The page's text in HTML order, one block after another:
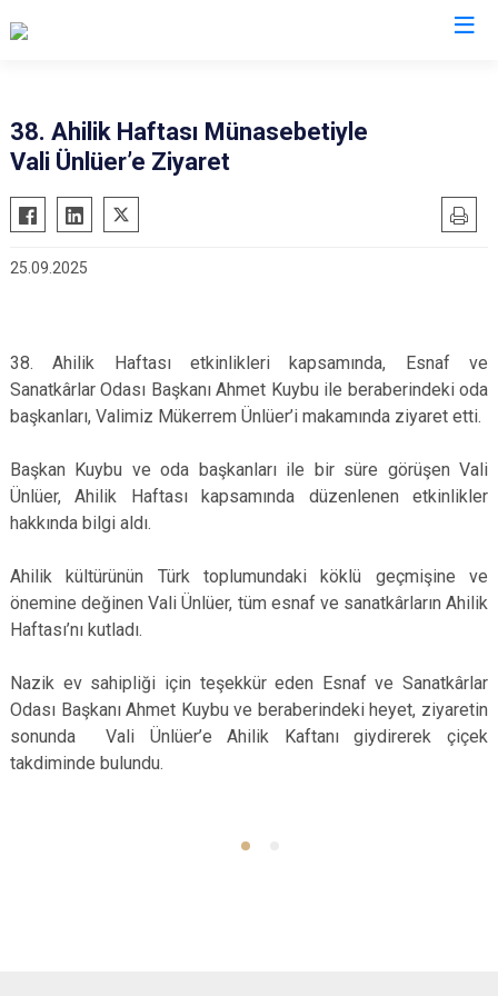
38. Ahilik Haftası Münasebetiyle
Vali Ünlüer’e Ziyaret
25.09.2025
38. Ahilik Haftası etkinlikleri kapsamında, Esnaf ve
Sanatkârlar Odası Başkanı Ahmet Kuybu ile beraberindeki oda
başkanları, Valimiz Mükerrem Ünlüer’i makamında ziyaret etti.
Başkan Kuybu ve oda başkanları ile bir süre görüşen Vali
Ünlüer, Ahilik Haftası kapsamında düzenlenen etkinlikler
hakkında bilgi aldı.
Ahilik kültürünün Türk toplumundaki köklü geçmişine ve
önemine değinen Vali Ünlüer, tüm esnaf ve sanatkârların Ahilik
Haftası’nı kutladı.
Nazik ev sahipliği için teşekkür eden Esnaf ve Sanatkârlar
Odası Başkanı Ahmet Kuybu ve beraberindeki heyet, ziyaretin
sonunda Vali Ünlüer’e Ahilik Kaftanı giydirerek çiçek
takdiminde bulundu.